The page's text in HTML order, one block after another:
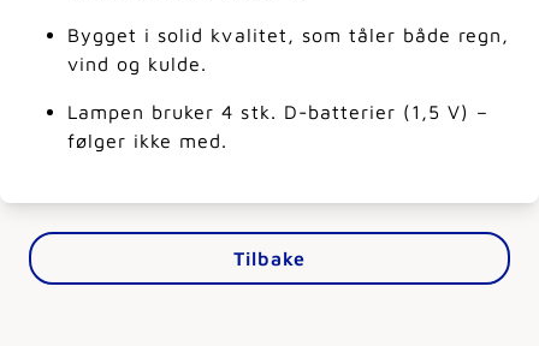
Bygget i solid kvalitet, som tåler både regn,
vind og kulde.
Lampen bruker 4 stk. D-batterier (1,5 V) –
følger ikke med.
Tilbake